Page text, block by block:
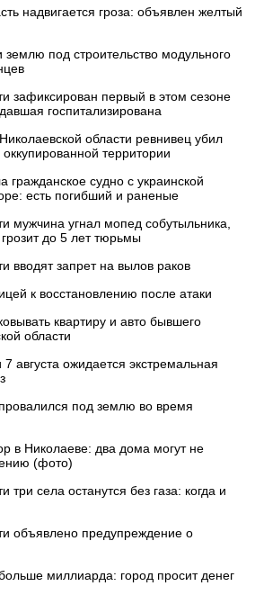
надвигается гроза: объявлен желтый
под строительство модульного
зафиксирован первый в этом сезоне
госпитализирована
области ревнивец убил
территории
гражданское судно с украинской
есть погибший и раненые
мужчина угнал мопед собутыльника,
до 5 лет тюрьмы
вводят запрет на вылов раков
к восстановлению после атаки
квартиру и авто бывшего
области
августа ожидается экстремальная
под землю во время
в Николаеве: два дома могут не
(фото)
три села останутся без газа: когда и
объявлено предупреждение о
миллиарда: город просит денег